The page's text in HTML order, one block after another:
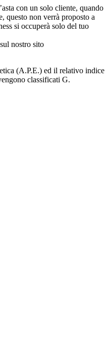
con un solo cliente, quando
questo non verrà proposto a
si occuperà solo del tuo
nostro sito
(A.P.E.) ed il relativo indice
classificati G.